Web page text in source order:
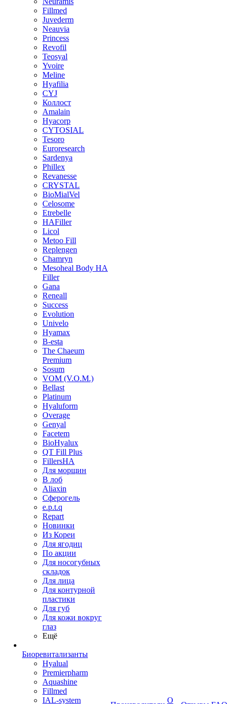
Fillmed
Juvederm
Neauvia
Princess
Revofil
Teosyal
Yvoire
Meline
Hyafilia
CYJ
Коллост
Amalain
Hyacorp
CYTOSIAL
Tesoro
Euroresearch
Sardenya
Phillex
Revanesse
CRYSTAL
BioMialVel
Celosome
Etrebelle
HAFiller
Licol
Metoo Fill
Replengen
Chamryn
Mesoheal Body HA
Filler
Gana
Reneall
Success
Evolution
Univelo
Hyamax
B-esta
The Chaeum
Premium
Sosum
VOM (V.O.M.)
Bellast
Platinum
Hyaluform
Overage
Genyal
Facetem
BioHyalux
QT Fill Plus
FillersHA
Для морщин
В лоб
Aliaxin
Сферогель
e.p.t.q
Repart
Новинки
Из Кореи
Для ягодиц
По акции
Для носогубных
складок
Для лица
Для контурной
пластики
Для губ
Для кожи вокруг
глаз
Ещё
Биоревитализанты
Hyalual
Premierpharm
Aquashine
Fillmed
IAL-system
О